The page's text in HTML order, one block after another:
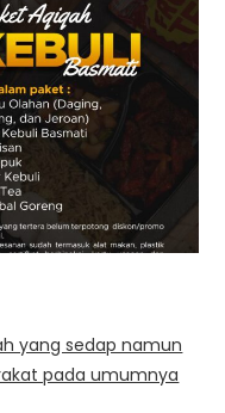
yang sedap namun
pada umumnya